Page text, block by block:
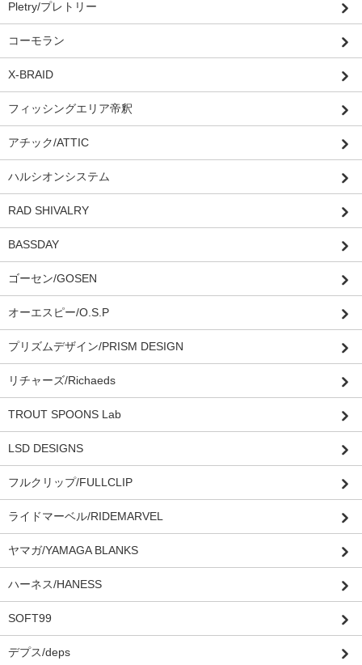
Pletry/プレトリー
コーモラン
X-BRAID
フィッシングエリア帝釈
アチック/ATTIC
ハルシオンシステム
RAD SHIVALRY
BASSDAY
ゴーセン/GOSEN
オーエスピー/O.S.P
プリズムデザイン/PRISM DESIGN
リチャーズ/Richaeds
TROUT SPOONS Lab
LSD DESIGNS
フルクリップ/FULLCLIP
ライドマーベル/RIDEMARVEL
ヤマガ/YAMAGA BLANKS
ハーネス/HANESS
SOFT99
デプス/deps